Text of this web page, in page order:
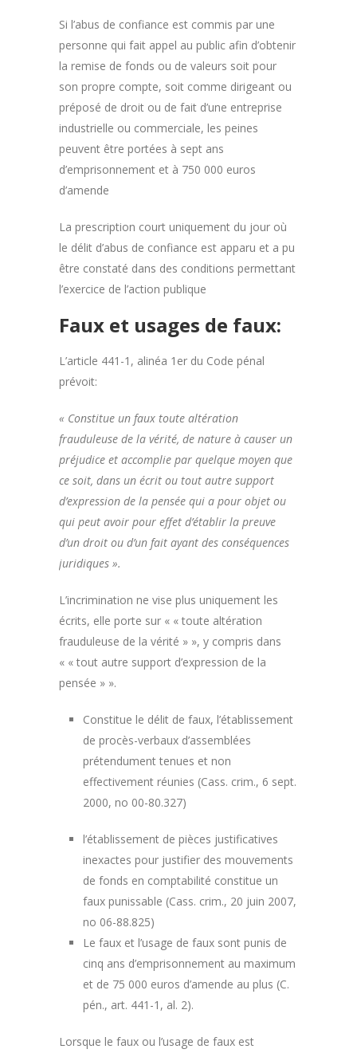
Si l’abus de confiance est commis par une
personne qui fait appel au public afin d’obtenir
la remise de fonds ou de valeurs soit pour
son propre compte, soit comme dirigeant ou
préposé de droit ou de fait d’une entreprise
industrielle ou commerciale, les peines
peuvent être portées à sept ans
d’emprisonnement et à 750 000 euros
d’amende
La prescription court uniquement du jour où
le délit d’abus de confiance est apparu et a pu
être constaté dans des conditions permettant
l’exercice de l’action publique
Faux et usages de faux:
L’article 441-1, alinéa 1er du Code pénal
prévoit:
« Constitue un faux toute altération
frauduleuse de la vérité, de nature à causer un
préjudice et accomplie par quelque moyen que
ce soit, dans un écrit ou tout autre support
d’expression de la pensée qui a pour objet ou
qui peut avoir pour effet d’établir la preuve
d’un droit ou d’un fait ayant des conséquences
juridiques ».
L’incrimination ne vise plus uniquement les
écrits, elle porte sur « « toute altération
frauduleuse de la vérité » », y compris dans
« « tout autre support d’expression de la
pensée » ».
Constitue le délit de faux, l’établissement
de procès-verbaux d’assemblées
prétendument tenues et non
effectivement réunies (Cass. crim., 6 sept.
2000, no 00-80.327)
l’établissement de pièces justificatives
inexactes pour justifier des mouvements
de fonds en comptabilité constitue un
faux punissable (Cass. crim., 20 juin 2007,
no 06-88.825)
Le faux et l’usage de faux sont punis de
cinq ans d’emprisonnement au maximum
et de 75 000 euros d’amende au plus (C.
pén., art. 441-1, al. 2).
Lorsque le faux ou l’usage de faux est